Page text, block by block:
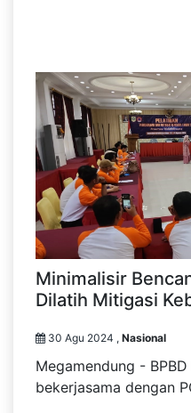
Minimalisir
Dilatih Mitigasi
30 Agu 2024 , Nasional
Megamendung -
bekerjasama dengan